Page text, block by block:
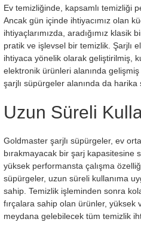
Ev temizliğinde, kapsamlı temizliği
Ancak gün içinde ihtiyacımız olan
ihtiyaçlarımızda, aradığımız klasik
pratik ve işlevsel bir temizlik. Şarjlı
ihtiyaca yönelik olarak geliştirilmiş,
elektronik ürünleri alanında
şarjlı süpürgeler alanında da harika
Uzun Süreli
Goldmaster şarjlı süpürgeler, ev
bırakmayacak bir şarj kapasitesine
yüksek performansta çalışma
süpürgeler, uzun süreli kullanıma
sahip. Temizlik işleminden sonra
fırçalara sahip olan ürünler,
meydana gelebilecek tüm temizlik